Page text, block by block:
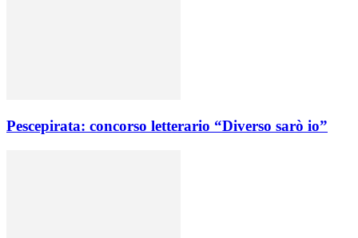
Pescepirata: concorso letterario “Diverso sarò io”